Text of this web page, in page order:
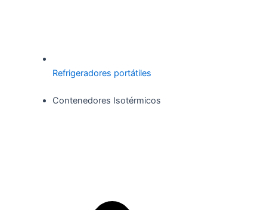
Refrigeradores portátiles
Contenedores Isotérmicos